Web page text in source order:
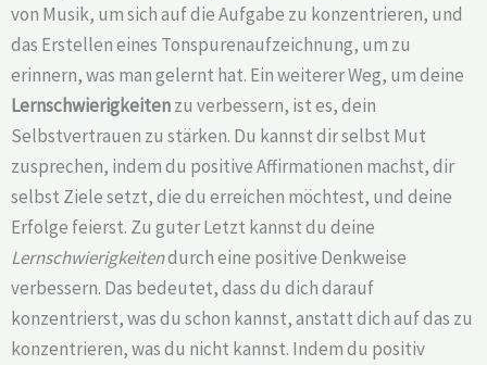
von Musik, um sich auf die Aufgabe zu konzentrieren, und
das Erstellen eines Tonspurenaufzeichnung, um zu
erinnern, was man gelernt hat. Ein weiterer Weg, um deine
Lernschwierigkeitenzu verbessern, ist es, dein
Selbstvertrauen zu stärken. Du kannst dir selbst Mut
zusprechen, indem du positive Affirmationen machst, dir
selbst Ziele setzt, die du erreichen möchtest, und deine
Erfolge feierst. Zu guter Letzt kannst du deine
Lernschwierigkeitendurch eine positive Denkweise
verbessern. Das bedeutet, dass du dich darauf
konzentrierst, was du schon kannst, anstatt dich auf das zu
konzentrieren, was du nicht kannst. Indem du positiv